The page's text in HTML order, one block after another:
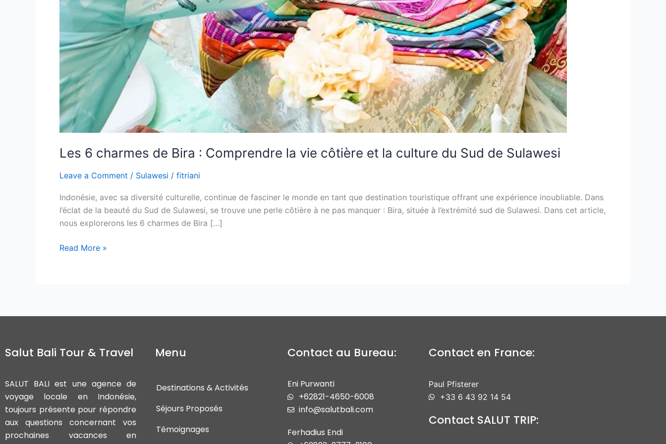
Les 6 charmes de Bira : Comprendre la vie côtière et la culture du Sud de Sulawesi
Leave a Comment / Sulawesi / fitriani
Indonésie, avec sa diversité culturelle, continue de fasciner le monde en tant que destination touristique offrant une expérience inoubliable. Dans
l’éclat de la beauté du Sud de Sulawesi, se trouve une perle côtière à ne pas manquer : Bira, située à l’extrémité sud de Sulawesi. Dans cet article,
nous explorerons les 6 charmes de Bira […]
Read More »
Salut Bali Tour & Travel
SALUT BALI est une agence de
voyage locale en Indonésie,
toujours présente pour répondre
aux questions concernant vos
prochaines vacances en
Menu
Destinations & Activités
Séjours Proposés
Témoignages
Contact au Bureau:
Eni Purwanti
+62821-4650-6008
info@salutbali.com
Ferhadius Endi
Contact en France:
Paul Pfisterer
+33 6 43 92 14 54
Contact SALUT TRIP: